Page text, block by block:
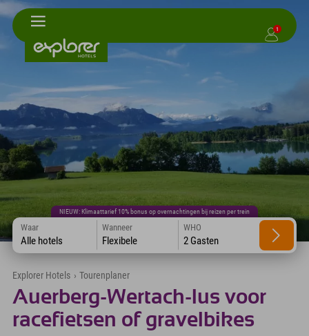
1
NIEUW: Klimaattarief 10% bonus op overnachtingen bij reizen per trein
Waar
Alle hotels
Wanneer
Flexibele
WHO
2 Gasten
Explorer Hotels › Tourenplaner
Auerberg-Wertach-lus voor
racefietsen of gravelbikes